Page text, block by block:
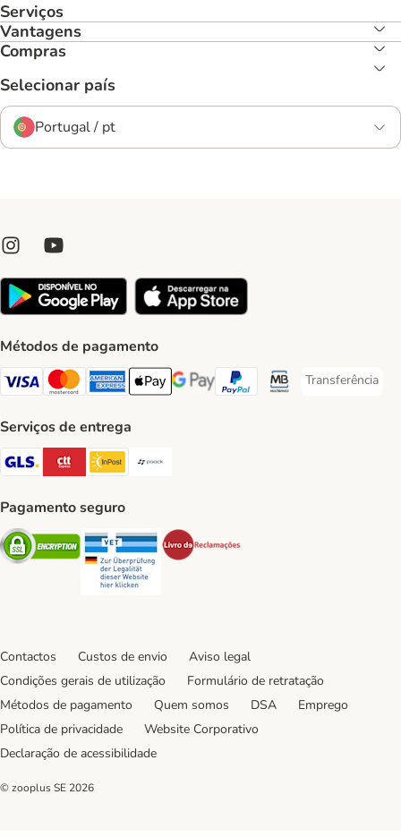
Serviços
Vantagens
Compras
Selecionar país
Portugal / pt
Métodos de pagamento
Visa Payment Method
Mastercard Payment Method
American Express Payment Method
Apple Pay Payment Method
Google Pay Payment Method
PayPal Payment Method
Multibanco Payment
Transferência
Transferência
Serviços de entrega
GLS Shipping Method
CTTExpress Shipping Method
InPost Shipping Method
Pagamento seguro
Security Security
Contactos Custos de envio
Aviso legal
Condições gerais de utilização
Formulário de retratação
Métodos de pagamento
Quem somos DSA
Emprego
Política de privacidade
Website Corporativo
Declaração de acessibilidade
© zooplus SE 2026